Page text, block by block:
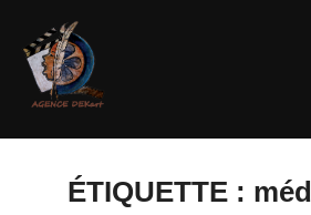
ÉTIQUETTE :